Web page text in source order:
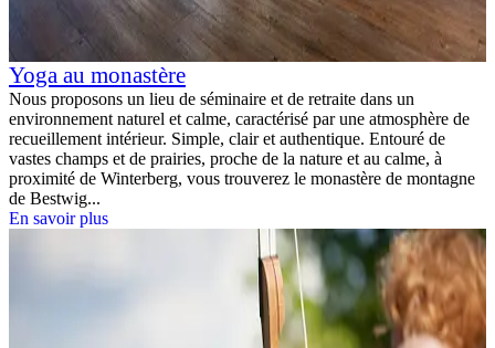
Yoga au monastère
Nous proposons un lieu de séminaire et de retraite dans un
environnement naturel et calme, caractérisé par une atmosphère de
recueillement intérieur. Simple, clair et authentique. Entouré de
vastes champs et de prairies, proche de la nature et au calme, à
proximité de Winterberg, vous trouverez le monastère de montagne
de Bestwig...
En savoir plus